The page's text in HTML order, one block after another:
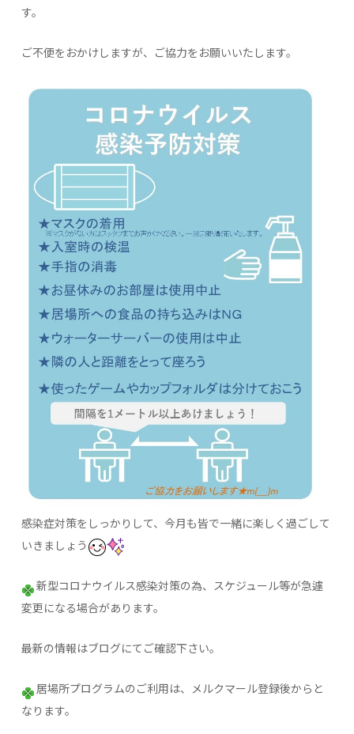
す。
ご不便をおかけしますが、ご協力をお願いいたします。
感染症対策をしっかりして、今月も皆で一緒に楽しく過ごして
いきましょう
新型コロナウイルス感染対策の為、スケジュール等が急遽
変更になる場合があります。
最新の情報はブログにてご確認下さい。
居場所プログラムのご利用は、メルクマール登録後からと
なります。